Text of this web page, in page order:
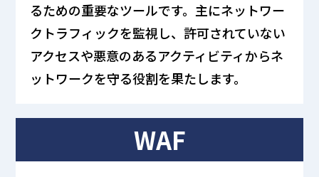
るための重要なツールです。主にネットワー
クトラフィックを監視し、許可されていない
アクセスや悪意のあるアクティビティからネ
ットワークを守る役割を果たします。
WAF